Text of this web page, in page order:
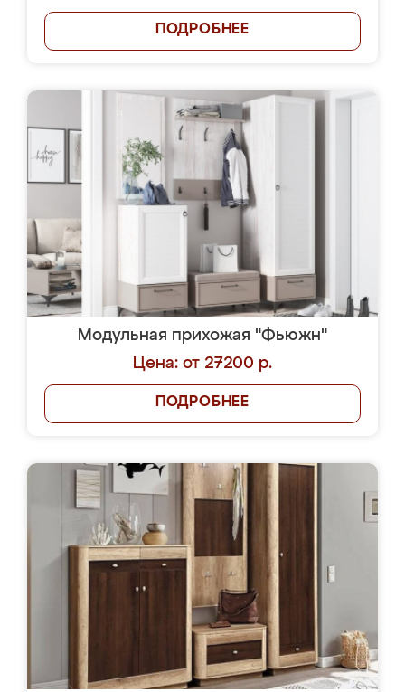
ПОДРОБНЕЕ
Модульная прихожая "Фьюжн"
Цена: от 27200 р.
ПОДРОБНЕЕ